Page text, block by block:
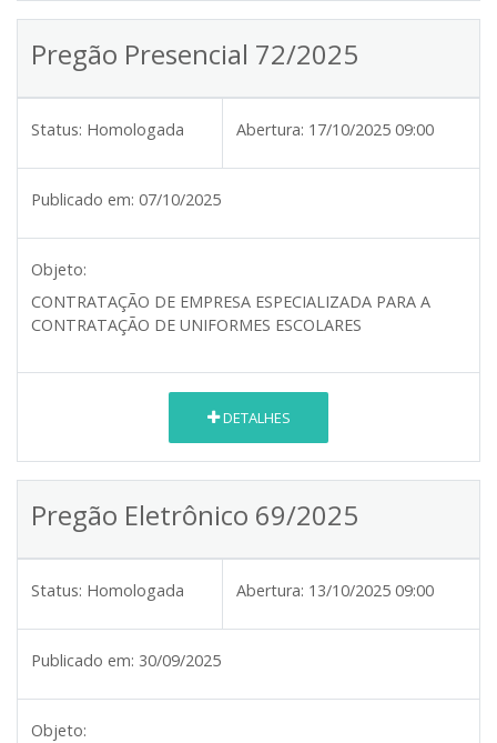
Pregão Presencial 72/2025
Status: Homologada Abertura: 17/10/2025 09:00
Publicado em: 07/10/2025
Objeto:
CONTRATAÇÃO DE EMPRESA ESPECIALIZADA PARA A
CONTRATAÇÃO DE UNIFORMES ESCOLARES
DETALHES
Pregão Eletrônico 69/2025
Status: Homologada Abertura: 13/10/2025 09:00
Publicado em: 30/09/2025
Objeto: